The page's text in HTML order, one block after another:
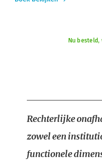
Nu
Rechterlijke
zowel een
functionele